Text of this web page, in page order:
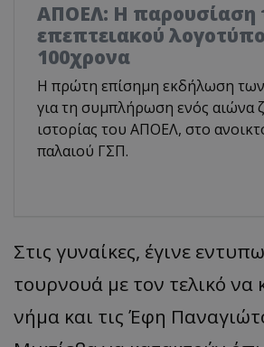
ΑΠΟΕΛ: Η παρουσίαση
επεπτειακού
100χρονα
H πρώτη επίσημη εκδήλωση
για τη συμπλήρωση ενός αιώνα
ιστορίας του ΑΠΟΕΛ, στο
παλαιού ΓΣΠ.
Στις γυναίκες, έγινε
τουρνουά με τον τελικό να
νήμα και τις Έφη